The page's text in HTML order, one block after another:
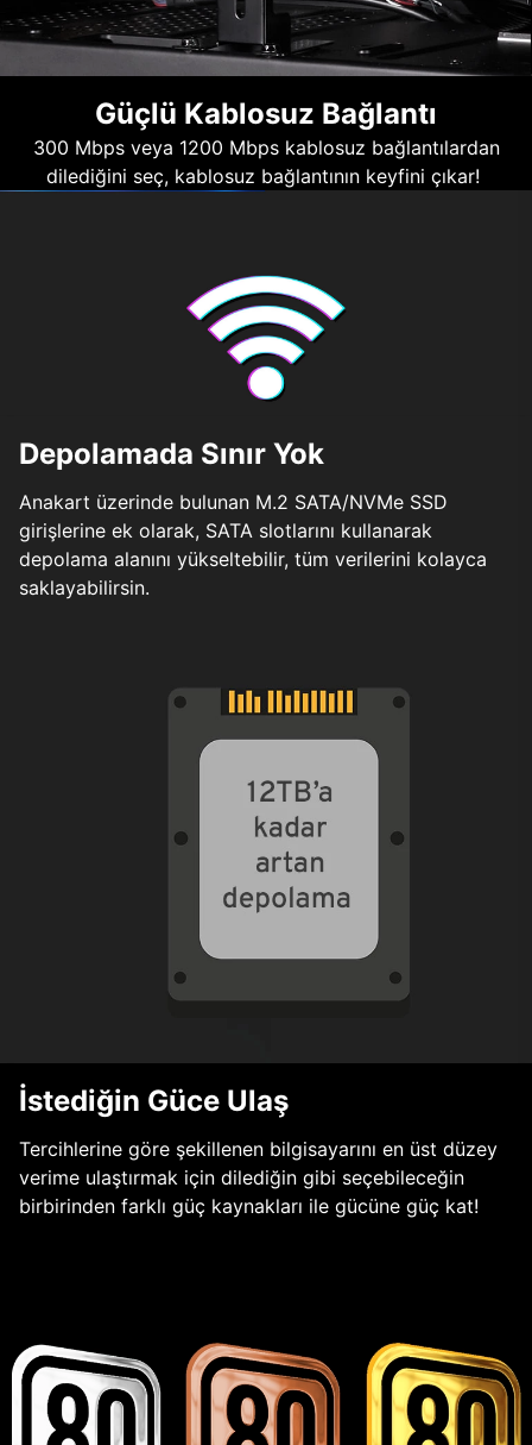
Güçlü Kablosuz Bağlantı
300 Mbps veya 1200 Mbps kablosuz bağlantılardan
dilediğini seç, kablosuz bağlantının keyfini çıkar!
Depolamada Sınır Yok
Anakart üzerinde bulunan M.2 SATA/NVMe SSD
girişlerine ek olarak, SATA slotlarını kullanarak
depolama alanını yükseltebilir, tüm verilerini kolayca
saklayabilirsin.
İstediğin Güce Ulaş
Tercihlerine göre şekillenen bilgisayarını en üst düzey
verime ulaştırmak için dilediğin gibi seçebileceğin
birbirinden farklı güç kaynakları ile gücüne güç kat!